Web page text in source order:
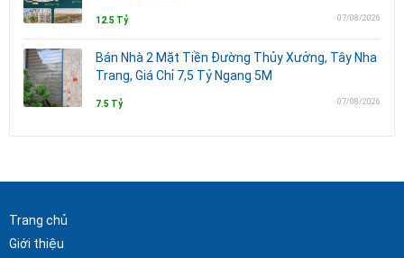
12.5 Tỷ 07/08/2026
Bán Nhà 2 Mặt Tiền Đường Thủy Xưởng, Tây Nha
Trang, Giá Chỉ 7,5 Tỷ Ngang 5M
7.5 Tỷ 07/08/2026
Trang chủ
Giới thiệu